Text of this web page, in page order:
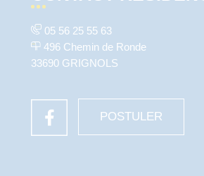
05 56 25 55 63
496 Chemin de Ronde
33690 GRIGNOLS
POSTULER